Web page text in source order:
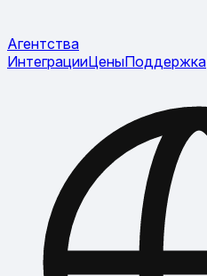
Агентства
ИнтеграцииЦеныПоддержка